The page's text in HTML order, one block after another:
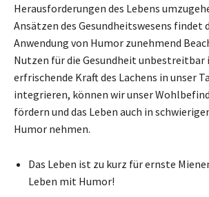
Herausforderungen des Lebens
Ansätzen des Gesundheitswesens findet
Anwendung von Humor zunehmend
Nutzen für die Gesundheit unbestreitbar
erfrischende Kraft des Lachens in unser
integrieren, können wir unser
fördern und das Leben auch in
Humor nehmen.
Das Leben ist zu kurz für ernste
Leben mit Humor!